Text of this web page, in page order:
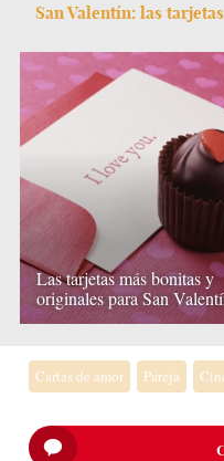
San Valentín: las
Las tarjetas más bonitas y
originales para San
Cartas de amor Pareja